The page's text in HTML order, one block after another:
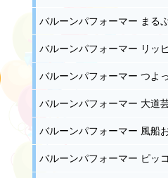
バルーンパフォーマー まる
バルーンパフォーマー リッ
バルーンパフォーマー つよ
バルーンパフォーマー 大道
バルーンパフォーマー 風船
バルーンパフォーマー ピッ